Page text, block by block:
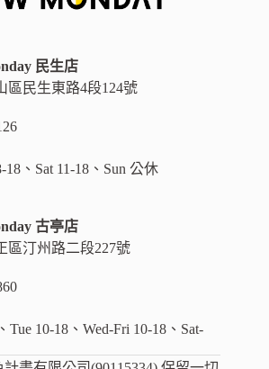
民生店
區民生東路4段124號
18、Sat 11-18、Sun 公休
古亭店
區汀州路二段227號
Tue 10-18、Wed-Fri 10-18、Sat-